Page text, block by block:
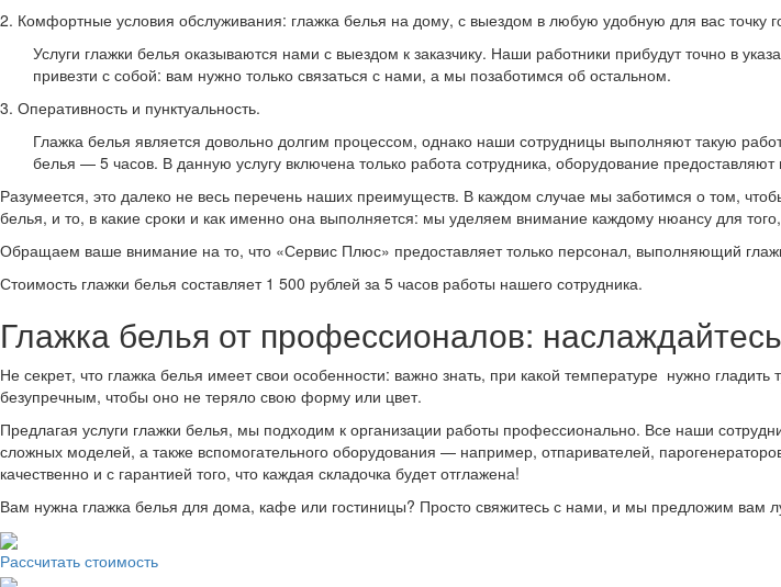
2. Комфортные условия обслуживания: глажка белья на дому, с выездом в любую удобную для вас точку
Услуги глажки белья оказываются нами с выездом к заказчику. Наши работники прибудут точно в
привезти с собой: вам нужно только связаться с нами, а мы позаботимся об остальном.
3. Оперативность и пунктуальность.
Глажка белья является довольно долгим процессом, однако наши сотрудницы выполняют такую
белья — 5 часов. В данную услугу включена только работа сотрудника, оборудование
Разумеется, это далеко не весь перечень наших преимуществ. В каждом случае мы заботимся о том,
белья, и то, в какие сроки и как именно она выполняется: мы уделяем внимание каждому нюансу для
Обращаем ваше внимание на то, что «Сервис Плюс» предоставляет только персонал, выполняющий
Стоимость глажки белья составляет 1 500 рублей за 5 часов работы нашего сотрудника.
Глажка белья от профессионалов:
Не секрет, что глажка белья имеет свои особенности: важно знать, при какой температуре нужно
безупречным, чтобы оно не теряло свою форму или цвет.
Предлагая услуги глажки белья, мы подходим к организации работы профессионально. Все наши
сложных моделей, а также вспомогательного оборудования — например, отпаривателей,
качественно и с гарантией того, что каждая складочка будет отглажена!
Вам нужна глажка белья для дома, кафе или гостиницы? Просто свяжитесь с нами, и мы предложим вам
Рассчитать стоимость